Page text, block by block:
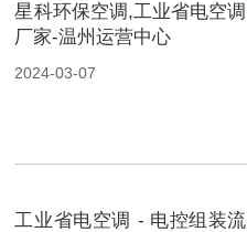
星科环保空调,工业省电空调
厂家-温州运营中心
2024-03-07
工业省电空调 - 电控组装流